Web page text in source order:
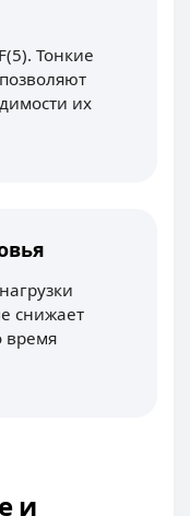
Тонкие
их
снижает
время
и